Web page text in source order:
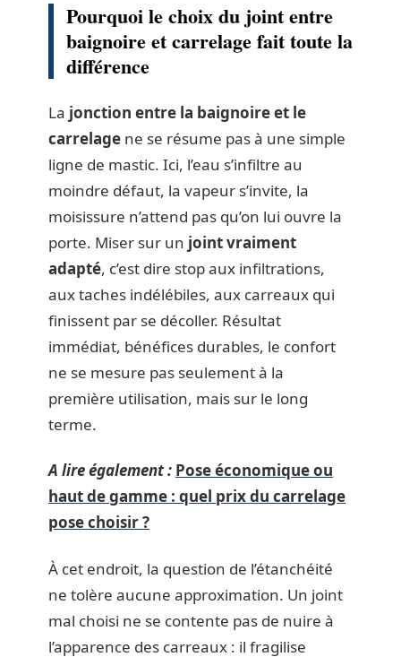
Pourquoi le choix du joint entre
baignoire et carrelage fait toute la
différence
La jonction entre la baignoire et le
carrelage ne se résume pas à une simple
ligne de mastic. Ici, l’eau s’infiltre au
moindre défaut, la vapeur s’invite, la
moisissure n’attend pas qu’on lui ouvre la
porte. Miser sur un joint vraiment
adapté, c’est dire stop aux infiltrations,
aux taches indélébiles, aux carreaux qui
finissent par se décoller. Résultat
immédiat, bénéfices durables, le confort
ne se mesure pas seulement à la
première utilisation, mais sur le long
terme.
A lire également : Pose économique ou
haut de gamme : quel prix du carrelage
pose choisir ?
À cet endroit, la question de l’étanchéité
ne tolère aucune approximation. Un joint
mal choisi ne se contente pas de nuire à
l’apparence des carreaux : il fragilise